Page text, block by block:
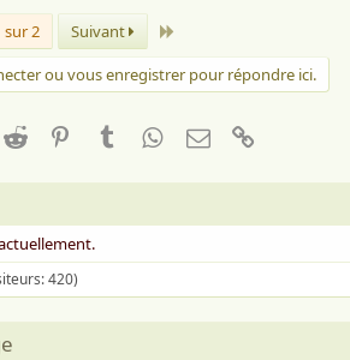
sur 2 Suivant
ou vous enregistrer pour répondre ici.
Reddit PinterestTumblrWhatsApp
Email
420)